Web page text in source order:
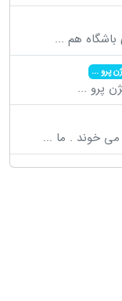
هم ...
پرو...
پرو ...
خوند . ما ...